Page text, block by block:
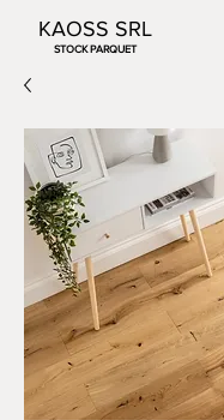
KAOSS SRL
STOCK PARQUET